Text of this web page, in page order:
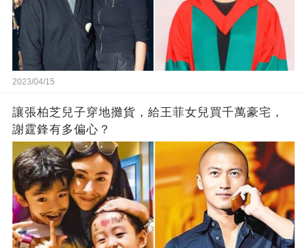
2023/04/15
讓張柏芝兒子穿地攤貨，給王菲女兒買千萬豪宅，
謝霆鋒有多偏心？